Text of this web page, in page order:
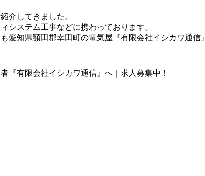
介してきました。
システム工事などに携わっております。
愛知県額田郡幸田町の電気屋『有限会社イシカワ通
『有限会社イシカワ通信』へ｜求人募集中！